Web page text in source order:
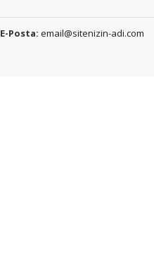
E-Posta: email@sitenizin-adi.com